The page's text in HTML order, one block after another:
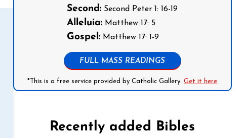
Second: Second Peter 1: 16-19
Alleluia: Matthew 17: 5
Gospel: Matthew 17: 1-9
FULL MASS READINGS
*This is a free service provided by Catholic Gallery.Get it here
Recently added Bibles